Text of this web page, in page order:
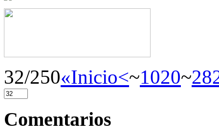
32/250«Inicio<~1020~28
Comentarios